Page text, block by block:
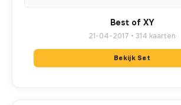
Best of XY
21-04-2017 • 314 kaarten
Bekijk Set